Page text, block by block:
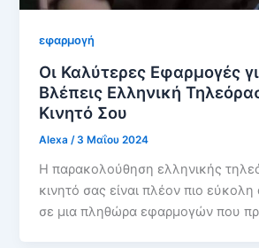
εφαρμογή
Οι Καλύτερες Εφαρμογές
Βλέπεις Ελληνική
Κινητό Σου
Alexa/3 Μαΐου 2024
Η παρακολούθηση ελληνικής
κινητό σας είναι πλέον πιο
σε μια πληθώρα εφαρμογών που